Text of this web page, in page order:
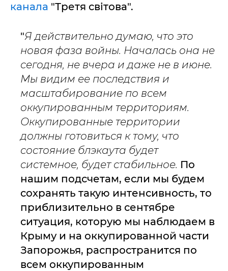
канала "Третя світова".
"Я действительно думаю, что это
новая фаза войны. Началась она не
сегодня, не вчера и даже не в июне.
Мы видим ее последствия и
масштабирование по всем
оккупированным территориям.
Оккупированные территории
должны готовиться к тому, что
состояние блэкаута будет
системное, будет стабильное. По
нашим подсчетам, если мы будем
сохранять такую интенсивность, то
приблизительно в сентябре
ситуация, которую мы наблюдаем в
Крыму и на оккупированной части
Запорожья, распространится по
всем оккупированным